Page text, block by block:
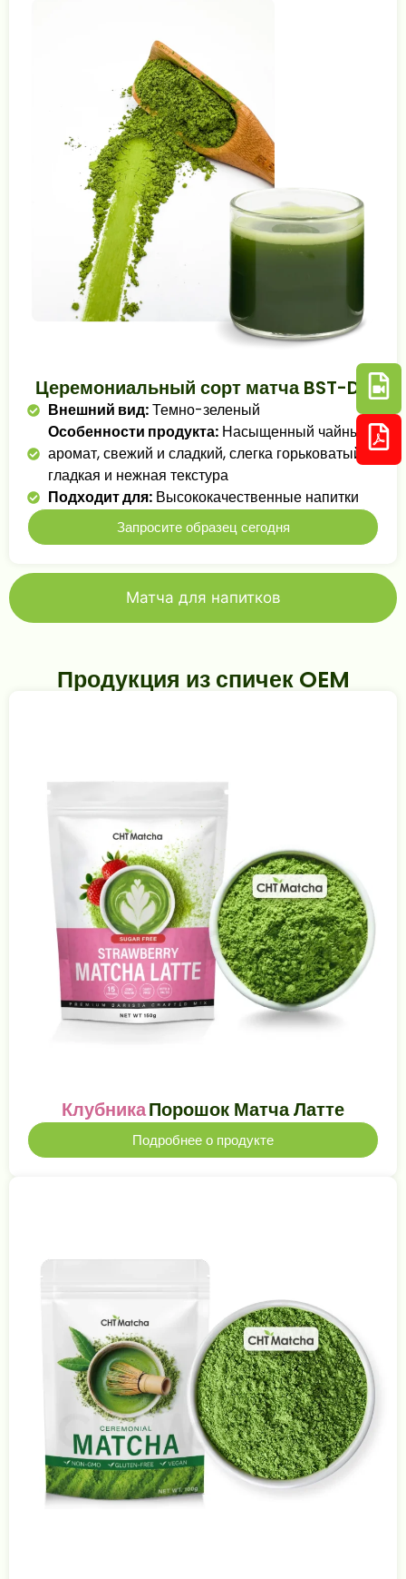
Матча для напитков
Церемониальный сорт матча BST-D5
Внешний вид:Темно-зеленый
Особенности продукта:Насыщенный чайный
аромат, свежий и сладкий, слегка горьковатый,
гладкая и нежная текстура
Подходит для:Высококачественные напитки
Запросите образец сегодня
Продукция из спичек OEM
КлубникаПорошок Матча Латте
Подробнее о продукте